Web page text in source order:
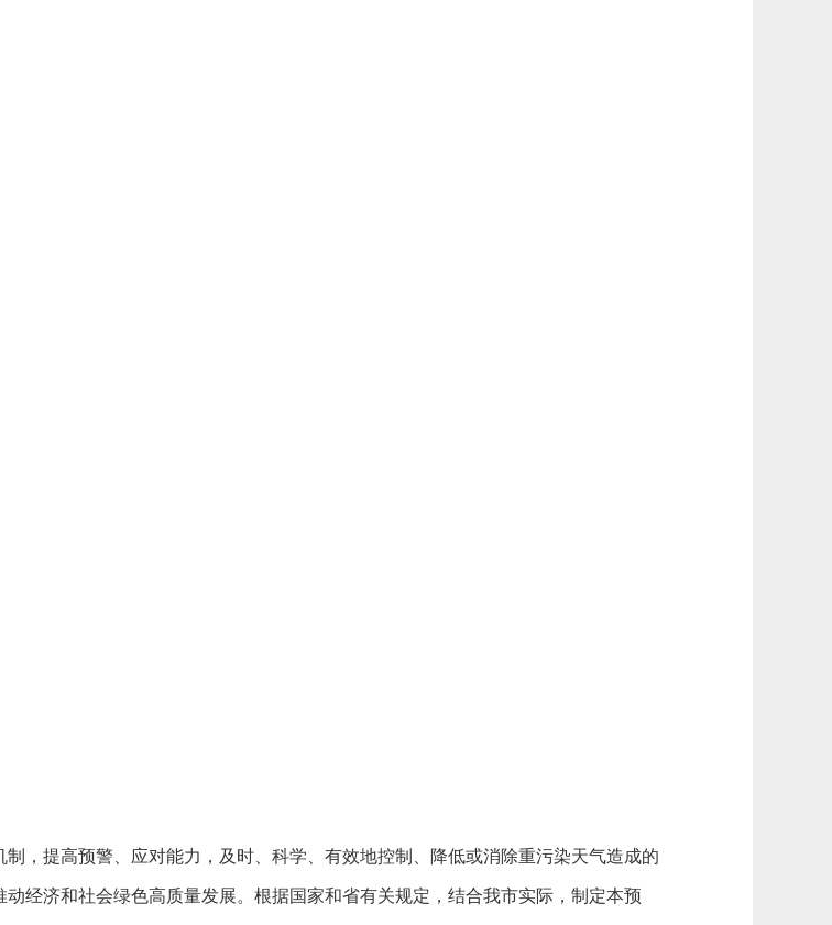
提高预警、应对能力，及时、科学、有效地控制、降低或消除重污染天气造成的
经济和社会绿色高质量发展。根据国家和省有关规定，结合我市实际，制定本预